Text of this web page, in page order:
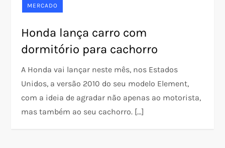
MERCADO
Honda lança carro com
dormitório para cachorro
A Honda vai lançar neste mês, nos Estados
Unidos, a versão 2010 do seu modelo Element,
com a ideia de agradar não apenas ao motorista,
mas também ao seu cachorro. […]